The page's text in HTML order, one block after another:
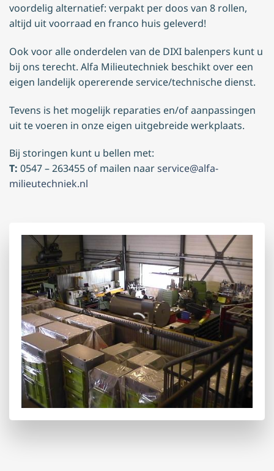
voordelig alternatief: verpakt per doos van 8 rollen,
altijd uit voorraad en franco huis geleverd!
Ook voor alle onderdelen van de DIXI balenpers kunt u
bij ons terecht. Alfa Milieutechniek beschikt over een
eigen landelijk opererende service/technische dienst.
Tevens is het mogelijk reparaties en/of aanpassingen
uit te voeren in onze eigen uitgebreide werkplaats.
Bij storingen kunt u bellen met:
T: 0547 – 263455 of mailen naarservice@alfa-
milieutechniek.nl